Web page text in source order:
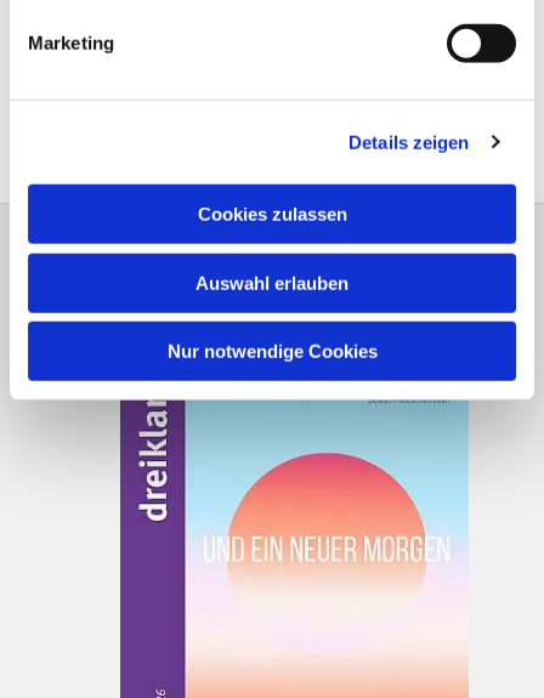
Marketing
Details zeigen
Cookies zulassen
Auswahl erlauben
Nur notwendige Cookies
Dreiklang Heft 1 - 2026